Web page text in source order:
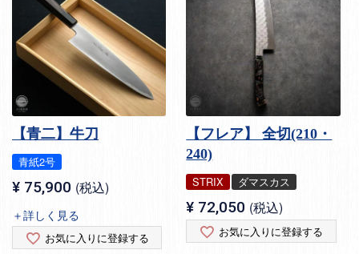
【青二】牛刀
青紙2号
¥ 75,900 税込
＋詳しく見る
お気に入りに登録する
【フレア】 全切(210・
240)
STRIX ダマスカス
¥ 72,050 税込
お気に入りに登録する